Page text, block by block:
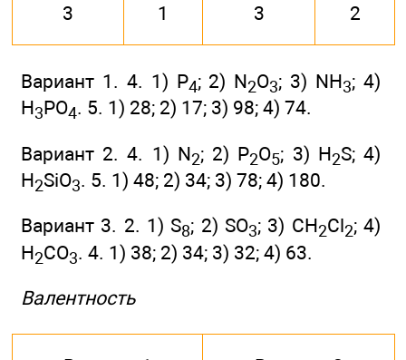
3 1 3 2
Вариант 1. 4. 1) Р4; 2) N2O3; 3) NH3; 4)
Н3РO4. 5. 1) 28; 2) 17; 3) 98; 4) 74.
Вариант 2. 4. 1) N2; 2) Р2O5; 3) H2S; 4)
H2SiO3. 5. 1) 48; 2) 34; 3) 78; 4) 180.
Вариант 3. 2. 1) S8; 2) SO3; 3) СН2Сl2; 4)
Н2СO3. 4. 1) 38; 2) 34; 3) 32; 4) 63.
Валентность